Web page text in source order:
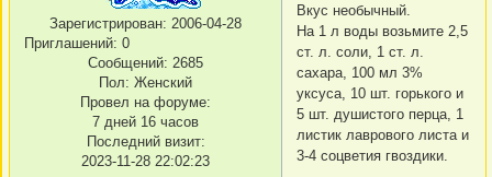
Зарегистрирован: 2006-04-28
Приглашений: 0
Сообщений: 2685
Пол: Женский
Провел на форуме:
7 дней 16 часов
Последний визит:
2023-11-28 22:02:23
Вкус необычный.
На 1 л воды возьмите 2,5
ст. л. соли, 1 ст. л.
сахара, 100 мл 3%
уксуса, 10 шт. горького и
5 шт. душистого перца, 1
листик лаврового листа и
3-4 соцветия гвоздики.